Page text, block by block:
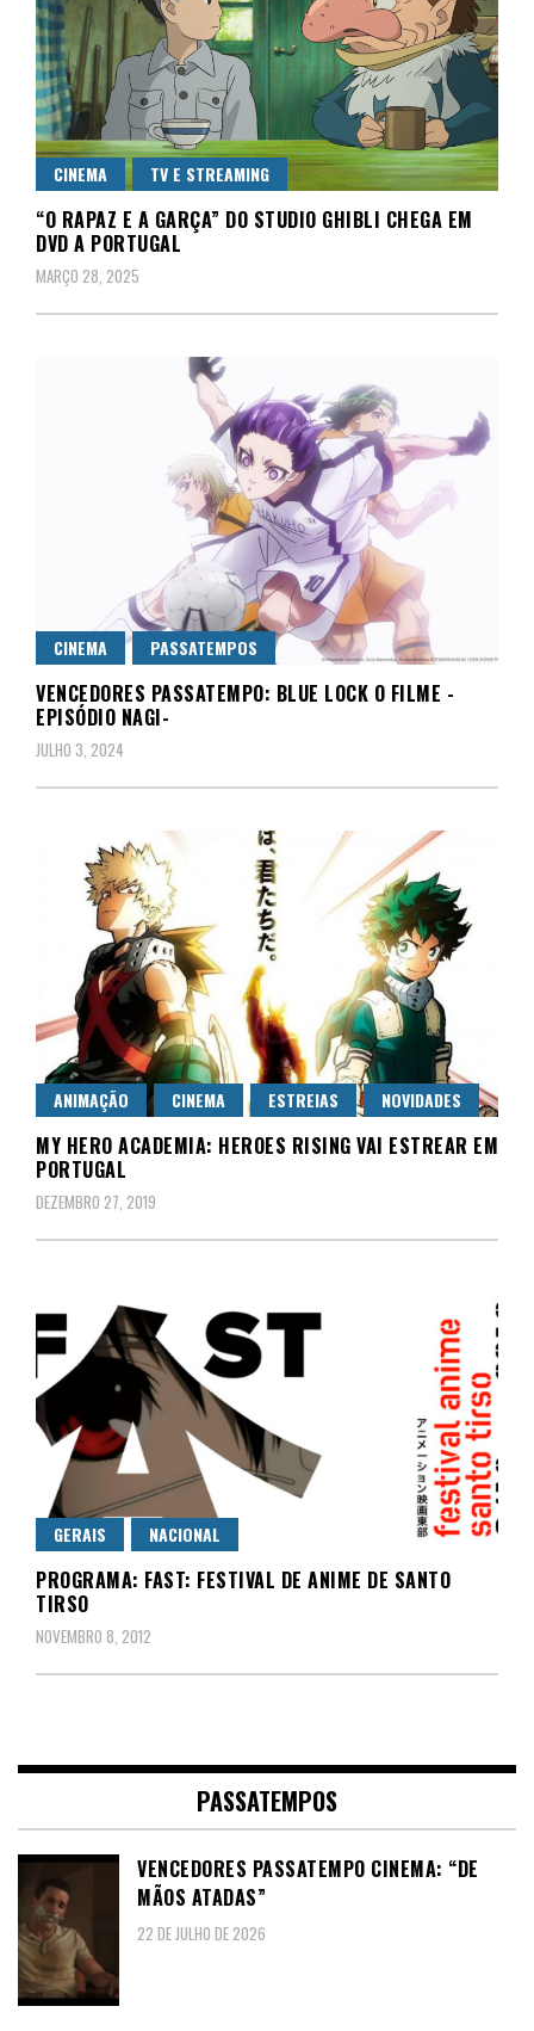
CINEMA TV E STREAMING
“O RAPAZ E A GARÇA” DO STUDIO GHIBLI CHEGA EM
DVD A PORTUGAL
MARÇO 28, 2025
CINEMA PASSATEMPOS
VENCEDORES PASSATEMPO: BLUE LOCK O FILME -
EPISÓDIO NAGI-
JULHO 3, 2024
ANIMAÇÃO CINEMA ESTREIAS NOVIDADES
MY HERO ACADEMIA: HEROES RISING VAI ESTREAR EM
PORTUGAL
DEZEMBRO 27, 2019
GERAIS NACIONAL
PROGRAMA: FAST: FESTIVAL DE ANIME DE SANTO
TIRSO
NOVEMBRO 8, 2012
PASSATEMPOS
VENCEDORES PASSATEMPO CINEMA: “DE
MÃOS ATADAS”
22 DE JULHO DE 2026